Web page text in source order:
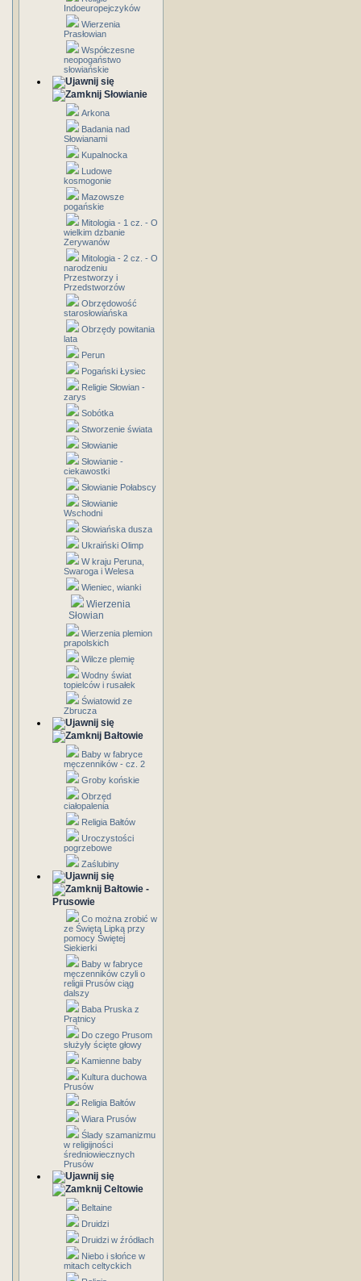
Indoeuropejczyków
Wierzenia
Prasłowian
Współczesne
neopogaństwo
słowiańskie
Słowianie
Arkona
Badania nad
Słowianami
Kupalnocka
Ludowe
kosmogonie
Mazowsze
pogańskie
Mitologia - 1 cz. - O
wielkim dzbanie
Zerywanów
Mitologia - 2 cz. - O
narodzeniu
Przestworzy i
Przedstworzów
Obrzędowość
starosłowiańska
Obrzędy powitania
lata
Perun
Pogański Łysiec
Religie Słowian -
zarys
Sobótka
Stworzenie świata
Słowianie
Słowianie -
ciekawostki
Słowianie Połabscy
Słowianie
Wschodni
Słowiańska dusza
Ukraiński Olimp
W kraju Peruna,
Swaroga i Welesa
Wieniec, wianki
Wierzenia
Słowian
Wierzenia plemion
prapolskich
Wilcze plemię
Wodny świat
topielców i rusałek
Światowid ze
Zbrucza
Bałtowie
Baby w fabryce
męczenników - cz. 2
Groby końskie
Obrzęd
ciałopalenia
Religia Bałtów
Uroczystości
pogrzebowe
Zaślubiny
Bałtowie -
Prusowie
Co można zrobić w
ze Świętą Lipką przy
pomocy Świętej
Siekierki
Baby w fabryce
męczenników czyli o
religii Prusów ciąg
dalszy
Baba Pruska z
Prątnicy
Do czego Prusom
służyły ścięte głowy
Kamienne baby
Kultura duchowa
Prusów
Religia Bałtów
Wiara Prusów
Ślady szamanizmu
w religijności
średniowiecznych
Prusów
Celtowie
Beltaine
Druidzi
Druidzi w źródłach
Niebo i słońce w
mitach celtyckich